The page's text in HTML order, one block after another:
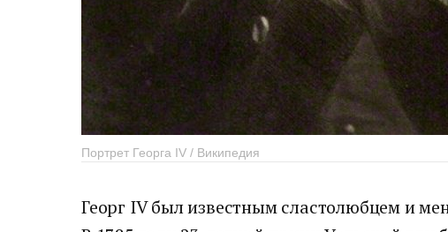
Портрет Георга IV / Википедия
Георг IV был известным сластолюбцем и